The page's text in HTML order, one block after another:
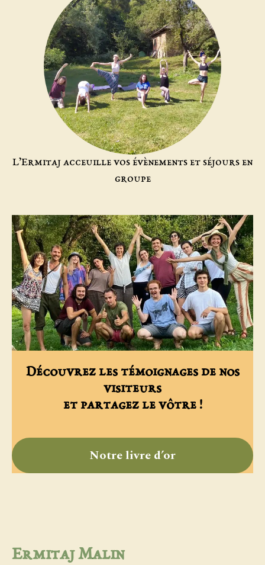
L’Ermitaj acceuille vos évènements et séjours en
groupe
Découvrez les témoignages de nos
visiteurs
et partagez le vôtre !
Notre livre d’or
Ermitaj Malin